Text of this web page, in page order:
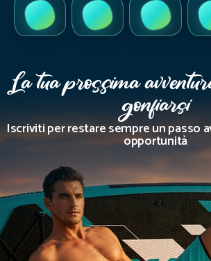
TikTok Instagram Facebook
La tua prossima
gonfiarsi
Iscriviti per restare sempre un passo
opportunità